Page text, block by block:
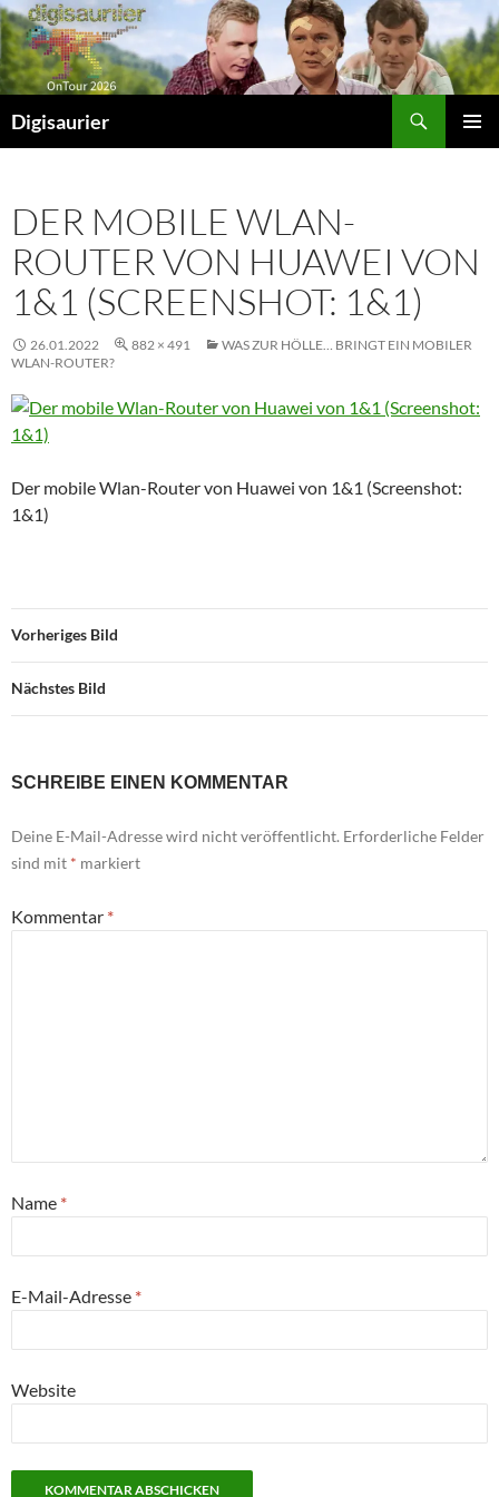
Zum
Inhalt
springen
Digisaurier
DER MOBILE WLAN-
ROUTER VON HUAWEI VON
1&1 (SCREENSHOT: 1&1)
26.01.2022 882 × 491
WAS ZUR HÖLLE… BRINGT EIN MOBILER
WLAN-ROUTER?
Der mobile Wlan-Router von Huawei von 1&1 (Screenshot:
1&1)
Vorheriges Bild
Nächstes Bild
SCHREIBE EINEN KOMMENTAR
Deine E-Mail-Adresse wird nicht veröffentlicht. Erforderliche Felder
sind mit * markiert
Kommentar *
Name *
E-Mail-Adresse *
Website